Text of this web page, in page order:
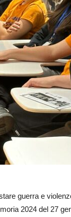
guerra e
2024 del 27